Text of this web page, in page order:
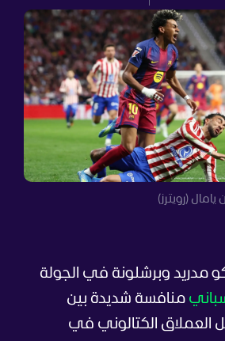
(رويترز)
مدريد وبرشلونة في الجولة
منافسة شديدة بين
العملاق الكتالوني في